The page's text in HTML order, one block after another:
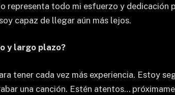
representa todo mi esfuerzo y dedicación
capaz de llegar aún más lejos.
y largo plazo?
tener cada vez más experiencia. Estoy
una canción. Estén atentos…